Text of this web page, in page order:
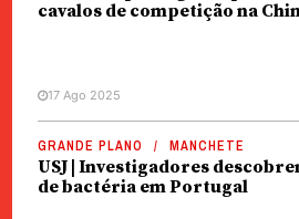
cavalos de competição na
17 Ago 2025
GRANDE PLANO MANCHETE
USJ | Investigadores
de bactéria em Portugal